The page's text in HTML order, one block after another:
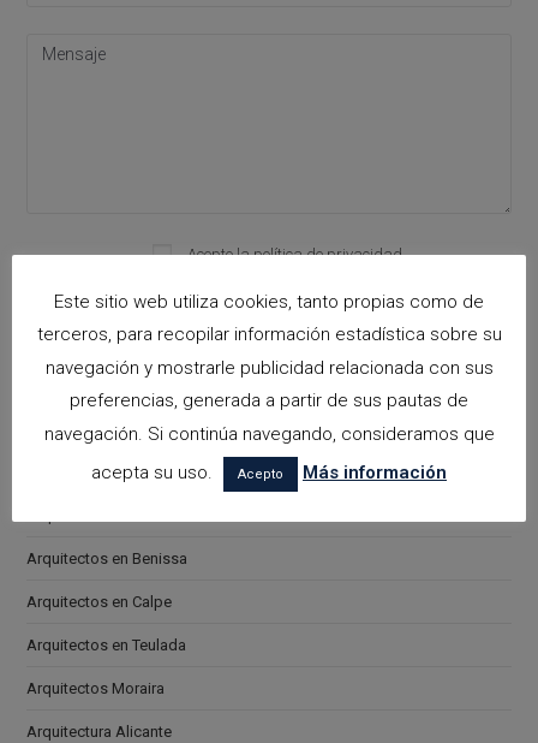
Please leave this field empty.
Acepto lapolítica de privacidad
Categorías
arquitectora espacios biofilicos
Arquitectos en Alicante
Arquitectos en Benissa
Arquitectos en Calpe
Arquitectos en Teulada
Arquitectos Moraira
Arquitectura Alicante
Este sitio web utiliza cookies, tanto propias como de
terceros, para recopilar información estadística sobre su
navegación y mostrarle publicidad relacionada con sus
preferencias, generada a partir de sus pautas de
navegación. Si continúa navegando, consideramos que
acepta su uso.
Acepto Más información